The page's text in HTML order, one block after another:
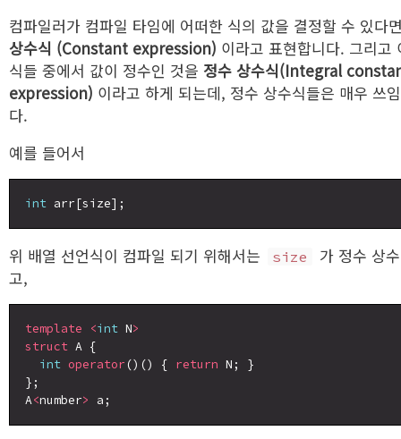
컴파일러가 컴파일 타임에 어떠한 식의 값을 결정할 수 있다
상수식 (Constant expression) 이라고 표현합니다. 그리고
식들 중에서 값이 정수인 것을 정수 상수식(Integral
expression) 이라고 하게 되는데, 정수 상수식들은 매우 쓰
다.
예를 들어서
int
위 배열 선언식이 컴파일 되기 위해서는 size
가 정수 상
고,
template <int N>
struct A {
int operator ()() { return N; }
};
A<number>